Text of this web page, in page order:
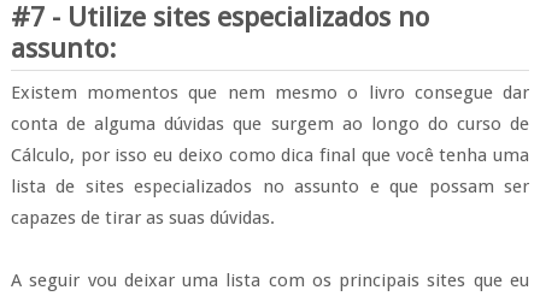
#7 - Utilize sites especializados no
assunto:
Existem momentos que nem mesmo o livro consegue dar
conta de alguma dúvidas que surgem ao longo do curso de
Cálculo, por isso eu deixo como dica final que você tenha uma
lista de sites especializados no assunto e que possam ser
capazes de tirar as suas dúvidas.
A seguir vou deixar uma lista com os principais sites que eu